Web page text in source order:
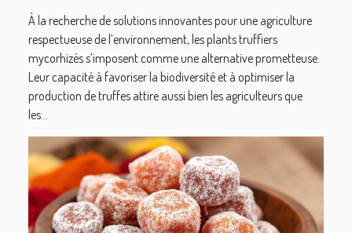
À la recherche de solutions innovantes pour une agriculture
respectueuse de l’environnement, les plants truffiers
mycorhizés s’imposent comme une alternative prometteuse.
Leur capacité à favoriser la biodiversité et à optimiser la
production de truffes attire aussi bien les agriculteurs que
les...